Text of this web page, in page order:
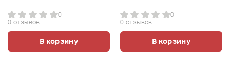
0
0 отзывов
В корзину
0
0 отзывов
В корзину